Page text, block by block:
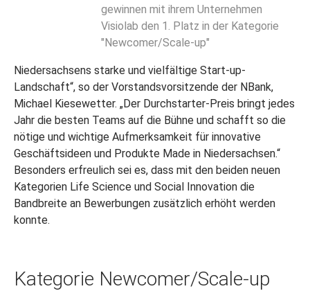
gewinnen mit ihrem Unternehmen
Visiolab den 1. Platz in der Kategorie
"Newcomer/Scale-up"
Niedersachsens starke und vielfältige Start-up-
Landschaft“, so der Vorstandsvorsitzende der NBank,
Michael Kiesewetter. „Der Durchstarter-Preis bringt jedes
Jahr die besten Teams auf die Bühne und schafft so die
nötige und wichtige Aufmerksamkeit für innovative
Geschäftsideen und Produkte Made in Niedersachsen.“
Besonders erfreulich sei es, dass mit den beiden neuen
Kategorien Life Science und Social Innovation die
Bandbreite an Bewerbungen zusätzlich erhöht werden
konnte.
Kategorie Newcomer/Scale-up